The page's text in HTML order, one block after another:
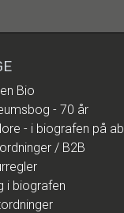
Bio
- 70 år
- i biografen på
/ B2B
i biografen